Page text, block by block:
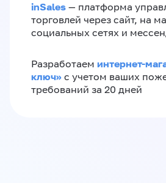
inSales — платформа
торговлей через сайт, на
социальных сетях и
Разработаем интернет-
ключ»‎ с учетом ваших
требований за 20 дней